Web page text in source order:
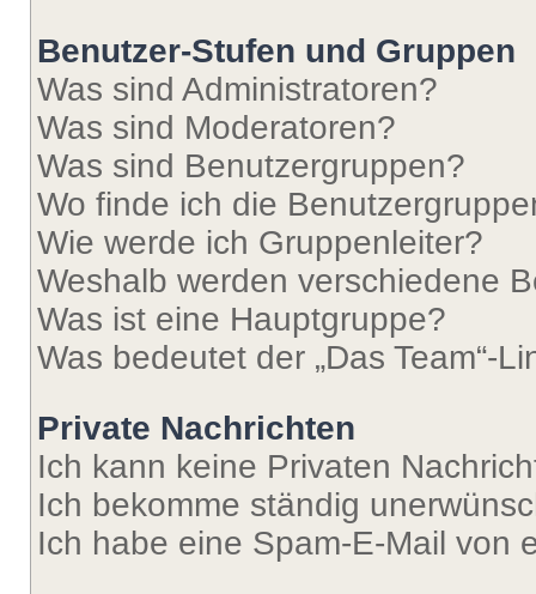
Benutzer-Stufen und Gruppen
Was sind Administratoren?
Was sind Moderatoren?
Was sind Benutzergruppen?
Wo finde ich die
Wie werde ich Gruppenleiter?
Weshalb werden verschiedene
Was ist eine Hauptgruppe?
Was bedeutet der „Das Team“-
Private Nachrichten
Ich kann keine Privaten
Ich bekomme ständig
Ich habe eine Spam-E-Mail von